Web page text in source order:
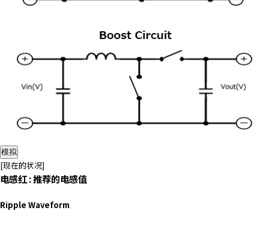
模拟
[现在的状况]
电感红 : 推荐的电感值
Ripple Waveform